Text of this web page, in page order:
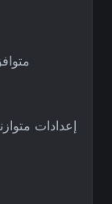
إعدادات